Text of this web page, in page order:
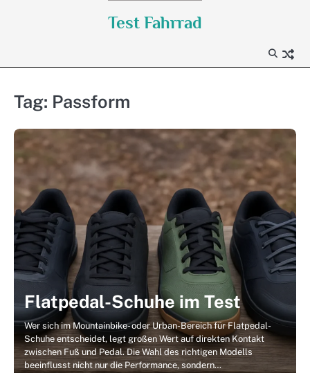
Test Fahrrad
Tag: Passform
Flatpedal-Schuhe im Test
Wer sich im Mountainbike- oder Urban-Bereich für Flatpedal-
Schuhe entscheidet, legt großen Wert auf direkten Kontakt
zwischen Fuß und Pedal. Die Wahl des richtigen Modells
beeinflusst nicht nur die Performance, sondern…